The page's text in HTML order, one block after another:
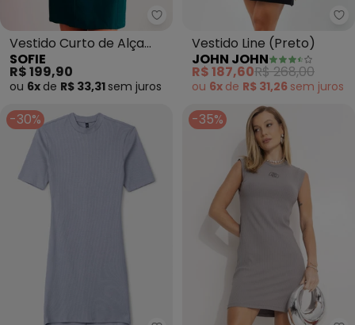
Sofie - Vestido Curto de Alça
Vestido Curto de Alça
New Ease em Plano
Alfaiatari
SOFIE
R$ 199,90
ou 6x de R$ 33,31 sem juros
Vestido Line (Preto)
JOHN JOHN
R$ 187,60R$ 268,00
ou 6x de R$ 31,26 sem juros
-30% -35%